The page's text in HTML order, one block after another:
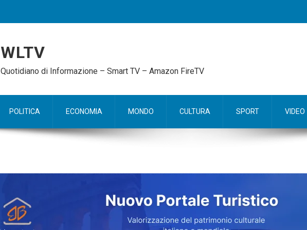
WLTV
Quotidiano di Informazione – Smart TV – Amazon FireTV
POLITICA ECONOMIA MONDO CULTURA SPORT VIDEO